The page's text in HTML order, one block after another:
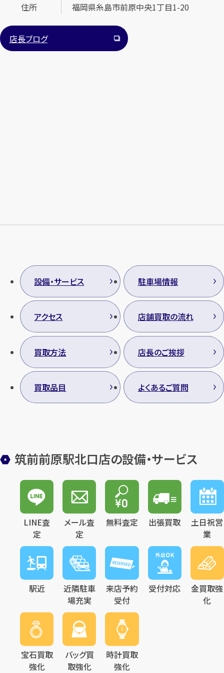
住所
福岡県糸島市前原中央1丁目1-20
店長ブログ
設備・サービス 駐車場情報
アクセス 店舗買取の流れ
買取方法 店長のご挨拶
買取品目 よくあるご質問
筑前前原駅北口店の設備・サービス
LINE査
定
メール査
定
無料査定 出張買取
土日祝営
業
駅近
近隣駐車
場充実
来店予約
受付
受付対応
金買取強
化
宝石買取
強化
バッグ買
取強化
時計買取
強化